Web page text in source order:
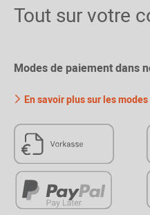
Tout sur votre
Modes de paiement dans
En savoir plus sur les